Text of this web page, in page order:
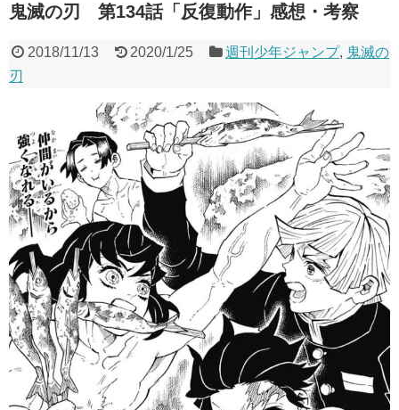
鬼滅の刃 第134話「反復動作」感想・考察
2018/11/13 2020/1/25 週刊少年ジャンプ, 鬼滅の
刃